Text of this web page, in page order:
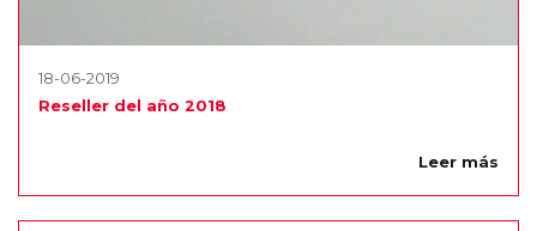
18-06-2019
Reseller del año 2018
Leer más